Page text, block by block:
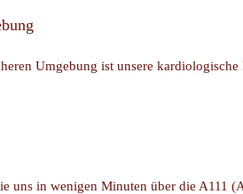
Umgebung ist unsere
uns in wenigen Minuten über die A111